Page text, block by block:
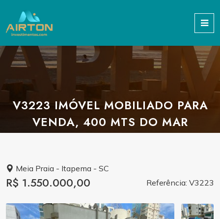
V3223 IMÓVEL MOBILIADO PARA
VENDA, 400 MTS DO MAR
Meia Praia - Itapema - SC
R$ 1.550.000,00 Referência: V3223